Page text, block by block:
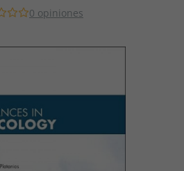
0 opiniones